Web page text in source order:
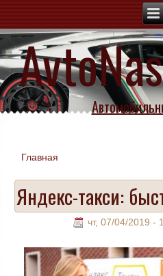
Вы здесь
Главная
Яндекс-такси:
чт, 07/04/2019 -